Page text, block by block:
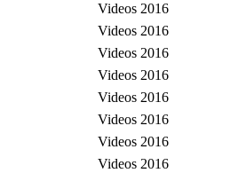
Videos 2016
Videos 2016
Videos 2016
Videos 2016
Videos 2016
Videos 2016
Videos 2016
Videos 2016